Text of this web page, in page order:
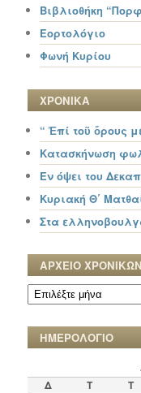
Βιβλιοθήκη
Εορτολόγιο
Φωνή Κυρίου
ΧΡΟΝΙΚΑ
“ Ἐπί τοῦ ὄρους
Κατασκήνωση
Εν όψει του
Κυριακή Θ΄
Στα
ΑΡΧΕΙΟ ΧΡΟΝΙΚΩΝ
ΑΡΧΕΙΟ
ΧΡΟΝΙΚΩΝ
ΗΜΕΡΟΛΟΓΙΟ
Δ Τ Τ